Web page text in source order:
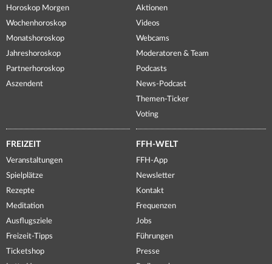
Horoskop Morgen
Wochenhoroskop
Monatshoroskop
Jahreshoroskop
Partnerhoroskop
Aszendent
Aktionen
Videos
Webcams
Moderatoren & Team
Podcasts
News-Podcast
Themen-Ticker
Voting
FREIZEIT
Veranstaltungen
Spielplätze
Rezepte
Meditation
Ausflugsziele
Freizeit-Tipps
Ticketshop
FFH-WELT
FFH-App
Newsletter
Kontakt
Frequenzen
Jobs
Führungen
Presse